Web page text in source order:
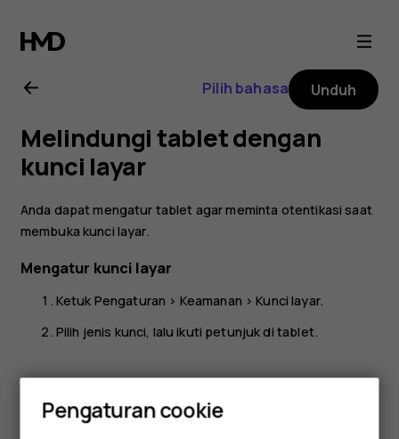
Buku
petunjuk
Nokia
T20
Pilih bahasa Unduh
Melindungi tablet dengan
kunci layar
Anda dapat mengatur tablet agar meminta otentikasi saat
membuka kunci layar.
Mengatur kunci layar
Ketuk Pengaturan > Keamanan >Kunci layar.
Pilih jenis kunci, lalu ikuti petunjuk di tablet.
Pengaturan cookie